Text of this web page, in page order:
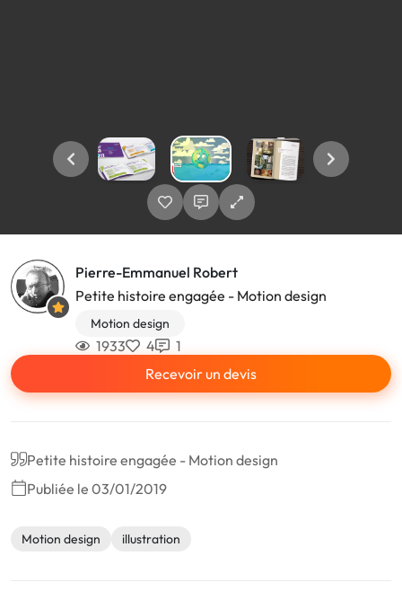
Pierre-Emmanuel Robert
Petite histoire engagée - Motion design
Motion design
1933 4
1
Recevoir un devis
Petite histoire engagée - Motion design
Publiée le 03/01/2019
Motion design illustration